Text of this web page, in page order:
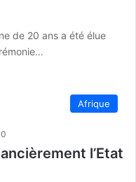
de 20 ans a été élue
Afrique
0
l’Etat